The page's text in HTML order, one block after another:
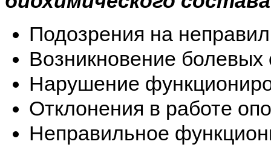
Подозрения на
Возникновение
Нарушение
Отклонения в работе
Неправильное